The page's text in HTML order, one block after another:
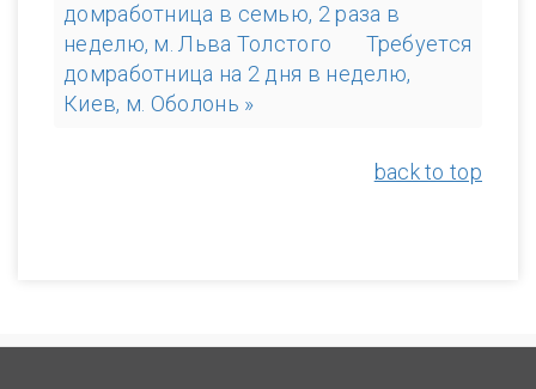
домработница в семью, 2 раза в
неделю, м. Льва Толстого
Требуется
домработница на 2 дня в неделю,
Киев, м. Оболонь »
back to top